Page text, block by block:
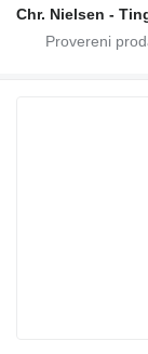
Chr. Nielsen -